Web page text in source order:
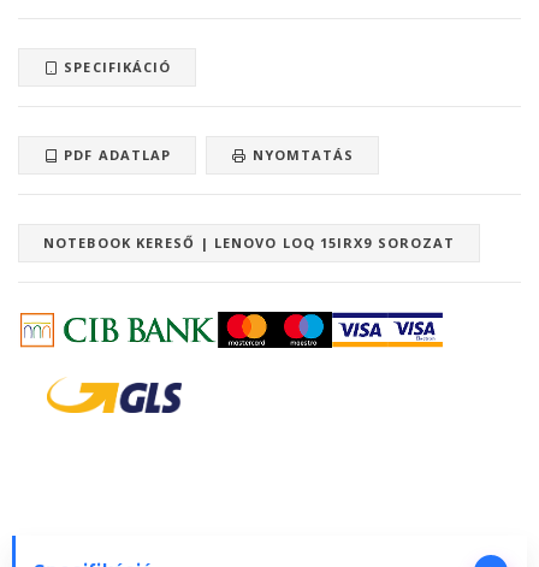
SPECIFIKÁCIÓ
PDF ADATLAP NYOMTATÁS
NOTEBOOK KERESŐ | LENOVO LOQ 15IRX9 SOROZAT